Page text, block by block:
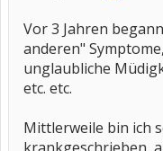
Vor 3 Jahren
anderen"
unglaubliche
etc. etc.
Mittlerweile bin ich